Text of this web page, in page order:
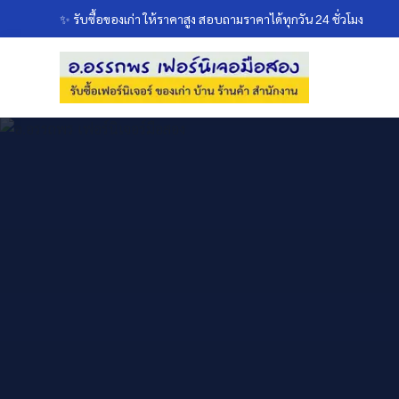
✨ รับซื้อของเก่า ให้ราคาสูง สอบถามราคาได้ทุกวัน 24 ชั่วโมง